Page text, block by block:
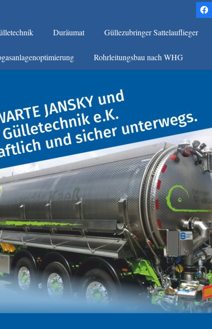
Duräumat Güllezubringer Sattelauflieger
Rohrleitungsbau nach WHG